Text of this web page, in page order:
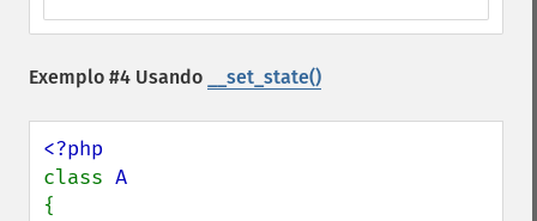
Exemplo #4 Usando __set_state()
class
{